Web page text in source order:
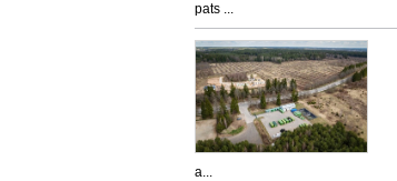
pats ...
a...